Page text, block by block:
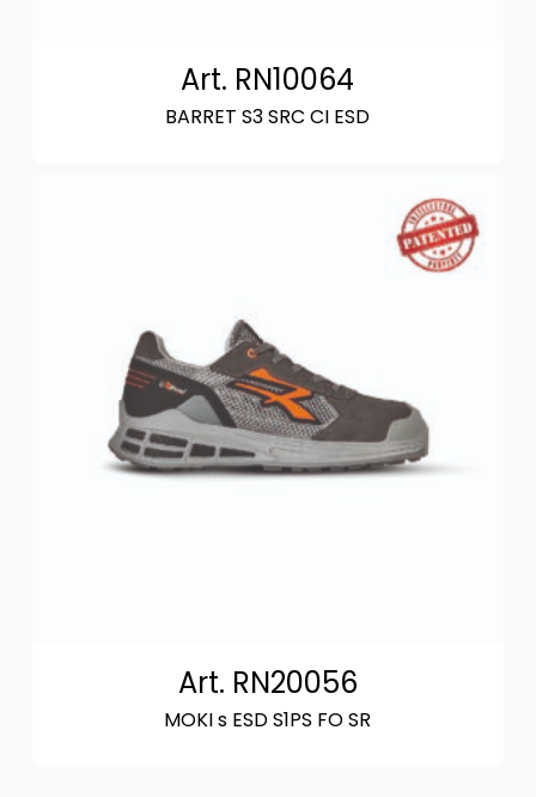
Art. RN10064
BARRET S3 SRC CI ESD
Art. RN20056
MOKI s ESD S1PS FO SR